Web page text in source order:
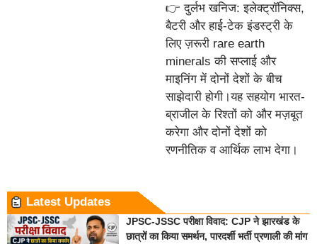
👉 दुर्लभ खनिज: इलेक्ट्रॉनिक्स,
बैटरी और हाई-टेक इंडस्ट्री के
लिए ज़रूरी rare earth
minerals की सप्लाई और
माइनिंग में दोनों देशों के बीच
साझेदारी होगी।यह सहयोग भारत-
ब्राजील के रिश्तों को और मज़बूत
करेगा और दोनों देशों को
रणनीतिक व आर्थिक लाभ देगा।
Latest Updates
JPSC-JSSC परीक्षा विवाद: CJP ने झारखंड के
छात्रों का किया समर्थन, पारदर्शी भर्ती प्रणाली की मांग